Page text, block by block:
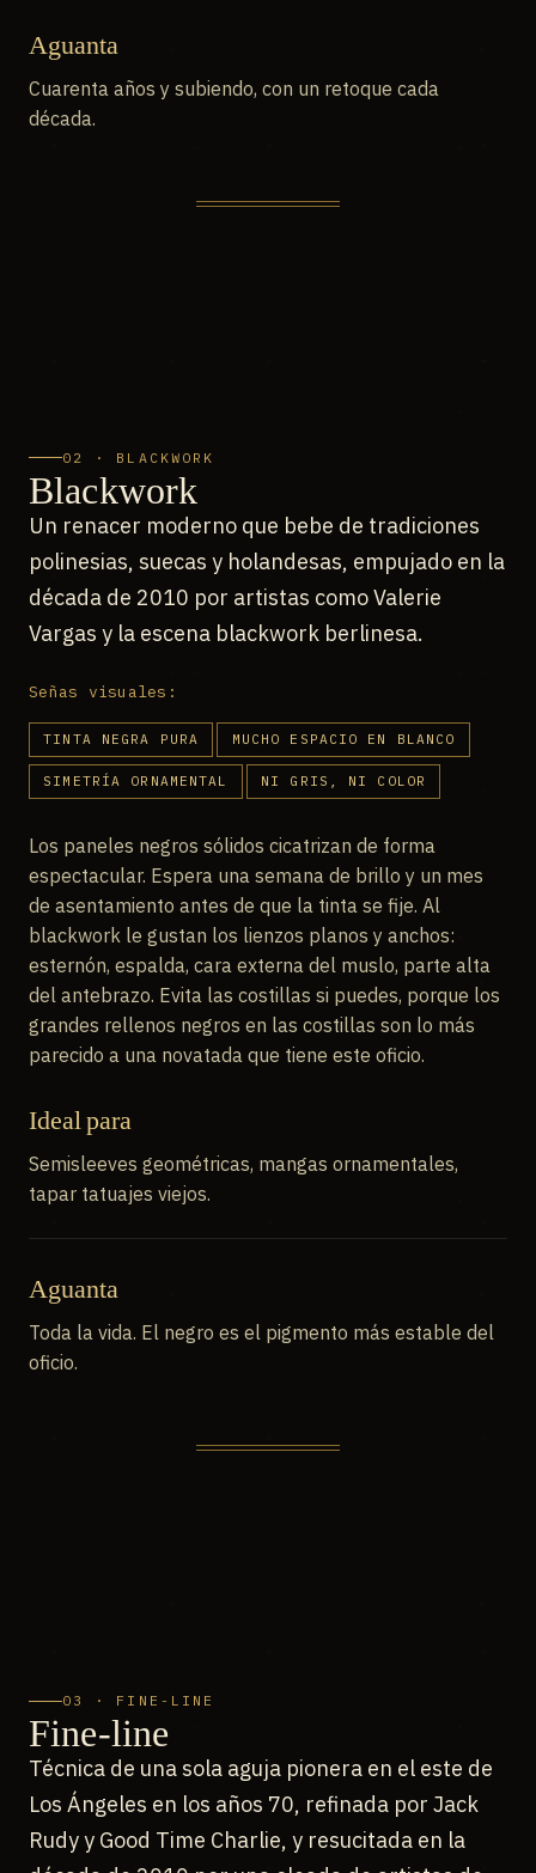
Aguanta
Cuarenta años y subiendo, con un retoque cada
década.
02 · BLACKWORK
Blackwork
Un renacer moderno que bebe de tradiciones
polinesias, suecas y holandesas, empujado en la
década de 2010 por artistas como Valerie
Vargas y la escena blackwork berlinesa.
Señas visuales:
TINTA NEGRA PURA MUCHO ESPACIO EN BLANCO
SIMETRÍA ORNAMENTAL NI GRIS, NI COLOR
Los paneles negros sólidos cicatrizan de forma
espectacular. Espera una semana de brillo y un mes
de asentamiento antes de que la tinta se fije. Al
blackwork le gustan los lienzos planos y anchos:
esternón, espalda, cara externa del muslo, parte alta
del antebrazo. Evita las costillas si puedes, porque los
grandes rellenos negros en las costillas son lo más
parecido a una novatada que tiene este oficio.
Ideal para
Semisleeves geométricas, mangas ornamentales,
tapar tatuajes viejos.
Aguanta
Toda la vida. El negro es el pigmento más estable del
oficio.
03 · FINE-LINE
Fine-line
Técnica de una sola aguja pionera en el este de
Los Ángeles en los años 70, refinada por Jack
Rudy y Good Time Charlie, y resucitada en la